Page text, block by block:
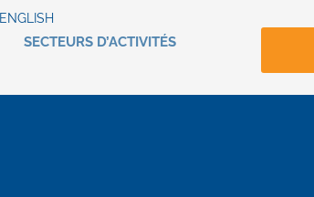
ENGLISH
SECTEURS D’ACTIVITÉS